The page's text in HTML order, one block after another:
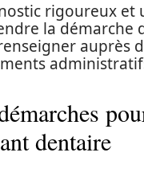
rigoureux et
la démarche
auprès
dentaire